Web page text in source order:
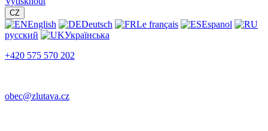
CZ
English Deutsch Le français
Espanol
русский
Українська
+420 575 570 202
obec@zlutava.cz